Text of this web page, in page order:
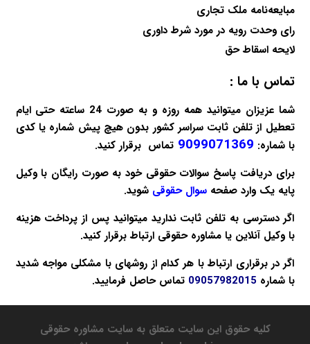
مبایعه‌نامه ملک تجاری
رای وحدت رویه در مورد شرط داوری
لایحه اسقاط حق
تماس با ما :
شما عزیزان میتوانید همه روزه و به صورت 24 ساعته حتی ایام
تعطیل از تلفن ثابت سراسر کشور بدون هیچ پیش شماره یا کدی
با شماره: 9099071369 تماس برقرار کنید.
برای دریافت پاسخ سوالات حقوقی خود به صورت رایگان با وکیل
پایه یک وارد صفحهسوال حقوقی شوید.
اگر دسترسی به تلفن ثابت ندارید میتوانید پس از پرداخت هزینه
باوکیل آنلاین یامشاوره حقوقی ارتباط برقرار کنید.
اگر در برقراری ارتباط با هر کدام از روشهای با مشکلی مواجه شدید
با شماره 09057982015 تماس حاصل فرمایید.
کلیه حقوق این سایت متعلق به سایت مشاوره حقوقی